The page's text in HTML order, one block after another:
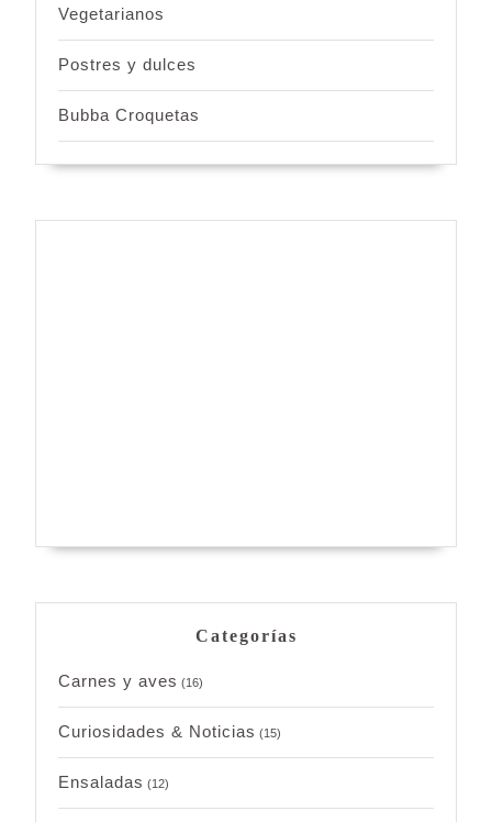
Vegetarianos
Postres y dulces
Bubba Croquetas
Categorías
Carnes y aves (16)
Curiosidades & Noticias (15)
Ensaladas (12)